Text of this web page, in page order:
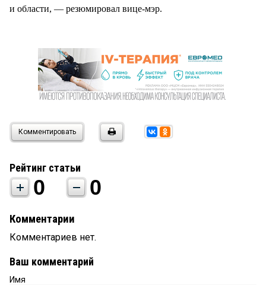
и области, — резюмировал вице-мэр.
Комментировать
Рейтинг статьи
0 0
Комментарии
Комментариев нет.
Ваш комментарий
Имя